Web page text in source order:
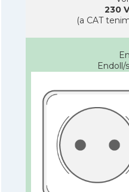
230
(a CAT
Endoll/s